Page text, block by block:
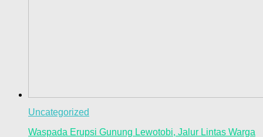
Uncategorized
Waspada Erupsi Gunung Lewotobi, Jalur Lintas Warga